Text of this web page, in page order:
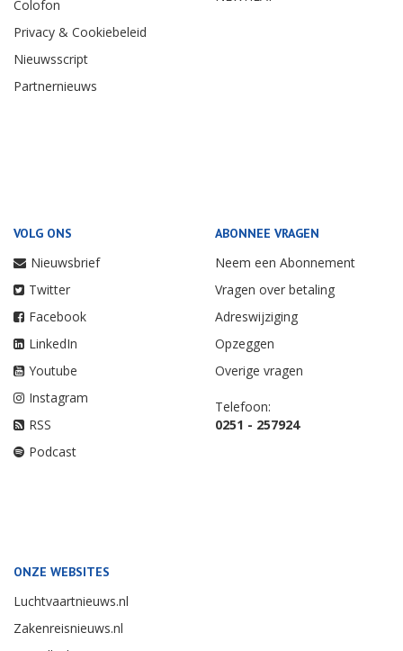
Colofon
Privacy & Cookiebeleid
Nieuwsscript
Partnernieuws
VOLG ONS
Nieuwsbrief
Twitter
Facebook
LinkedIn
Youtube
Instagram
RSS
Podcast
ABONNEE VRAGEN
Neem een Abonnement
Vragen over betaling
Adreswijziging
Opzeggen
Overige vragen
Telefoon:
0251 - 257924
ONZE WEBSITES
Luchtvaartnieuws.nl
Zakenreisnieuws.nl